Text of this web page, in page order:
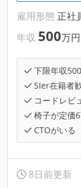
雇用形態 正社
年収 500万円
下限年収
SIer在籍者
コードレビ
椅子が定価
CTOがいる
8日前更新